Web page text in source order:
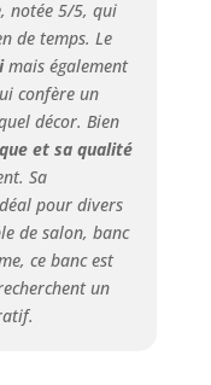
MANGER -
compact
comme
à
banc pour
banc
design
dossier
allure
et
-
et
adapté
notée 5/5, qui
de temps. Le
mais également
confère un
décor. Bien
et sa qualité
Sa
pour divers
de salon, banc
ce banc est
un